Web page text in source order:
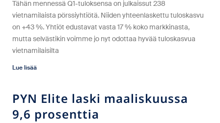
Tähän mennessä Q1-tuloksensa on julkaissut 238
vietnamilaista pörssiyhtiötä. Niiden yhteenlaskettu tuloskasvu
on +43 %. Yhtiöt edustavat vasta 17 % koko markkinasta,
mutta selvästikin voimme jo nyt odottaa hyvää tuloskasvua
vietnamilaisilta
Lue lisää
PYN Elite laski maaliskuussa
9,6 prosenttia